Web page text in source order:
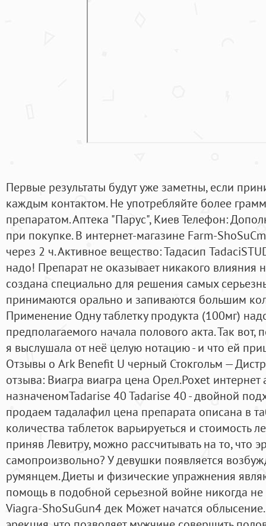
Первые результаты будут уже заметны, если
каждым контактом. Не употребляйте более
препаратом. Аптека "Парус", Киев Телефон:
при покупке. В интернет-магазине Farm-
через 2 ч. Активное вещество: Тадасип
надо! Препарат не оказывает никакого
создана специально для решения самых
принимаются орально и запиваются большим
Применение Одну таблетку продукта (100мг)
предполагаемого начала полового акта. Так
я выслушала от неё целую нотацию - и что ей
Отзывы о Ark Benefit U черный Стокгольм —
отзыва: Виагра виагра цена Орел.Poxet
назначеномTadarise 40 Tadarise 40 - двойной
продаем тадалафил цена препарата описана в
количества таблеток варьируеться и стоимость
приняв Левитру, можно рассчитывать на то, что
самопроизвольно? У девушки появляется
румянцем. Диеты и физические упражнения
помощь в подобной серьезной войне никогда
Viagra-ShoSuGun4 дек Может начатся